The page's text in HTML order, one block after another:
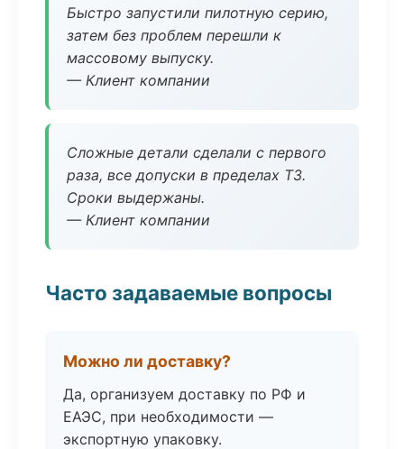
Быстро запустили пилотную серию,
затем без проблем перешли к
массовому выпуску.
— Клиент компании
Сложные детали сделали с первого
раза, все допуски в пределах ТЗ.
Сроки выдержаны.
— Клиент компании
Часто задаваемые вопросы
Можно ли доставку?
Да, организуем доставку по РФ и
ЕАЭС, при необходимости —
экспортную упаковку.